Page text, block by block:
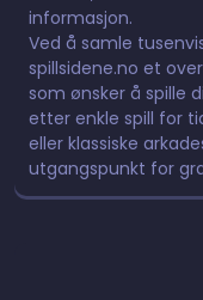
informasjon.
Ved å samle
spillsidene.no et
som ønsker å spille
etter enkle spill for
eller klassiske
utgangspunkt for